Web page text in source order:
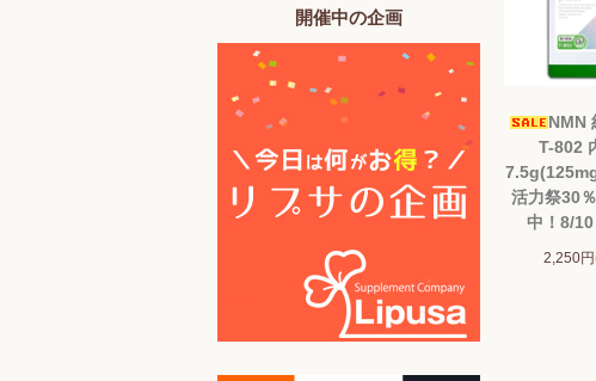
開催中の企画
NMN
T-802
活力祭30
中！8/
2,250